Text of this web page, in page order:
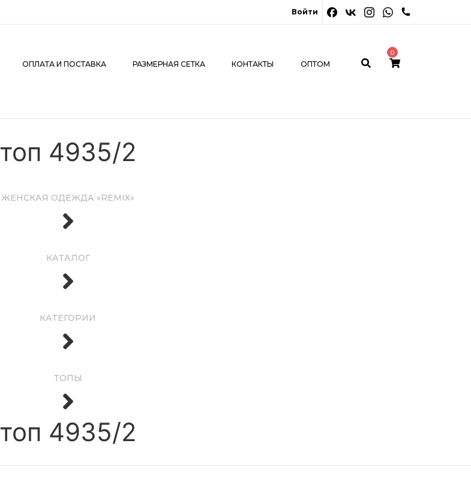
Войти
ОПЛАТА И ПОСТАВКА РАЗМЕРНАЯ СЕТКА КОНТАКТЫ ОПТОМ
0
МОЙ КАБИНЕТ
топ 4935/2
ЖЕНСКАЯ ОДЕЖДА «REMIX»
КАТАЛОГ
КАТЕГОРИИ
ТОПЫ
топ 4935/2